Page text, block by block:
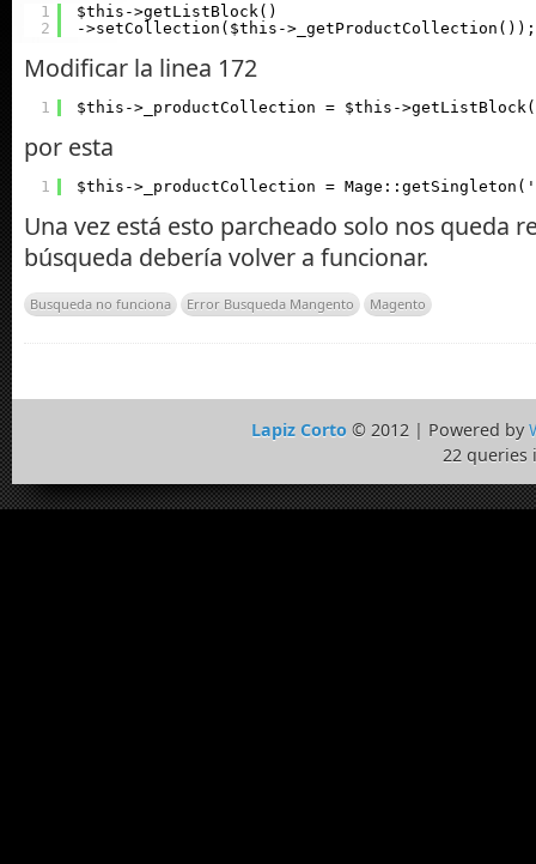
1
2
$this->getListBlock()
->setCollection($this->_getProductCollection());
Modificar la linea 172
1 $this->_productCollection = $this-
por esta
1 $this->_productCollection =
Una vez está esto parcheado solo nos queda
búsqueda debería volver a funcionar.
Busqueda no funciona Error Busqueda Mangento Magento
Lapiz Corto© 2012 | Powered by
22 queries